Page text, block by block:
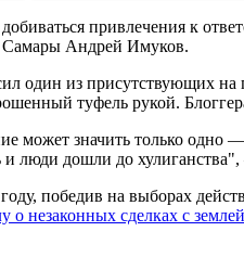
привлечения к
Самары Андрей Имуков.
один из присутствующих
туфель рукой.
может значить только
люди дошли до
победив на выборах
о незаконных сделках с землей